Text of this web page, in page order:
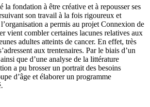
la fondation à être créative et à repousser ses
son travail à la fois rigoureux et
a permis au projet Connexion de
vient combler certaines lacunes relatives aux
adultes atteints de cancer. En effet, très
aux trentenaires. Par le biais d’un
que d’une analyse de la littérature
a pu brosser un portrait des besoins
d’âge et élaborer un programme